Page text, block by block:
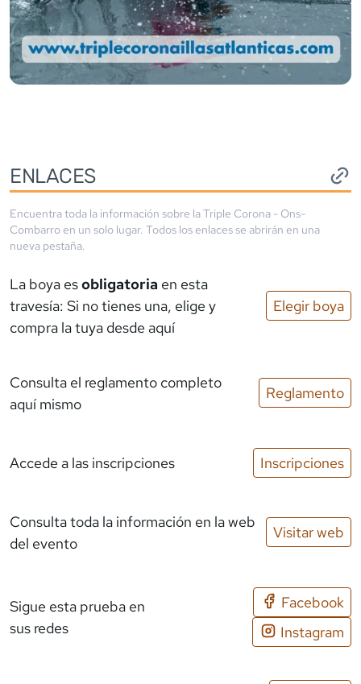
ENLACES
Encuentra toda la información sobre laTriple Corona - Ons-
Combarro en un solo lugar. Todos los enlaces se abrirán en una
nueva pestaña.
La boya esobligatoria en esta
travesía: Si no tienes una, elige y
compra la tuya desde aquí
Elegir boya
Consulta el reglamento completo
aquí mismo
Reglamento
Accede a las inscripciones Inscripciones
Consulta toda la información en la web
del evento
Visitar web
Sigue esta prueba en
sus redes
Facebook
Instagram